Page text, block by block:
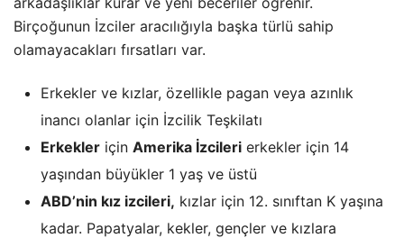
Birçoğunun İzciler aracılığıyla başka türlü sahip
olamayacakları fırsatları var.
Erkekler ve kızlar, özellikle pagan veya azınlık
inancı olanlar için İzcilik Teşkilatı
Erkekler için Amerika İzcileri erkekler için 14
yaşından büyükler 1 yaş ve üstü
ABD’nin kız izcileri, kızlar için 12. sınıftan K yaşına
kadar. Papatyalar, kekler, gençler ve kızlara